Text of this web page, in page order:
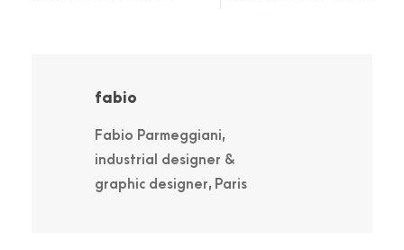
fabio
Fabio Parmeggiani,
industrial designer &
graphic designer, Paris